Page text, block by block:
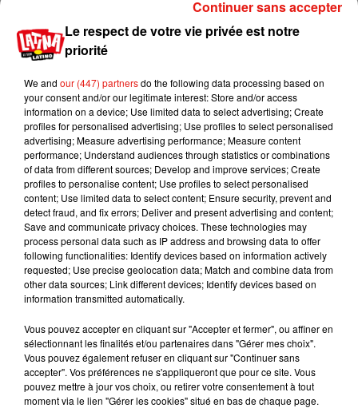
Crédit :©DR
Cet ADN s’est consolidé en 1972, date à laquelle Volvo
assoit sa réputation de pionnier de la sécurité avec
l’invention du siège enfant dos à la route. Six ans plus tard, la
marque dévoile un coussin réhausseur pour les plus de 4
ans, une première ! Airbag, système de surveillance anti-
angle mort BLIS™, freinage automatique… Depuis, Volvo n’a
cessé d’innover pour la sécurité de tous sur les routes.
Ces valeurs sont très appréciées des clients Volvo. Elles se
vérifient toujours aujourd’hui au volant de la gamme du
passant par le XC60.
Pour les trajets courts, privilégiez la marche ou le vélo.
Le respect de votre vie privée est notre
priorité
We and our (447) partnersdo the following data processing based on
your consent and/or our legitimate interest: Store and/or access
information on a device; Use limited data to select advertising; Create
profiles for personalised advertising; Use profiles to select personalised
advertising; Measure advertising performance; Measure content
performance; Understand audiences through statistics or combinations
of data from different sources; Develop and improve services; Create
profiles to personalise content; Use profiles to select personalised
content; Use limited data to select content; Ensure security, prevent and
detect fraud, and fix errors; Deliver and present advertising and content;
Save and communicate privacy choices. These technologies may
process personal data such as IP address and browsing data to offer
following functionalities: Identify devices based on information actively
requested; Use precise geolocation data; Match and combine data from
other data sources; Link different devices; Identify devices based on
information transmitted automatically.
Vous pouvez accepter en cliquant sur "Accepter et fermer", ou affiner en
sélectionnant les finalités et/ou partenaires dans "Gérer mes choix".
Vous pouvez également refuser en cliquant sur "Continuer sans
accepter". Vos préférences ne s'appliqueront que pour ce site. Vous
pouvez mettre à jour vos choix, ou retirer votre consentement à tout
moment via le lien "Gérer les cookies" situé en bas de chaque page.
Continuer sans accepter